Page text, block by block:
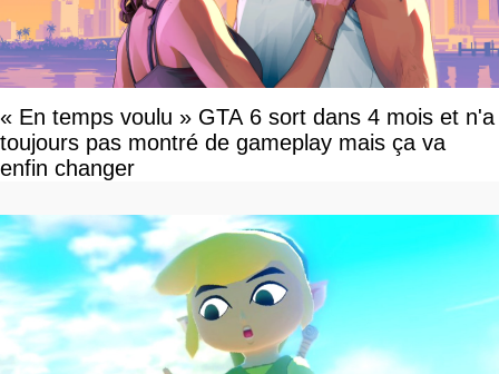
« En temps voulu » GTA 6 sort dans 4 mois et n'a
toujours pas montré de gameplay mais ça va
enfin changer